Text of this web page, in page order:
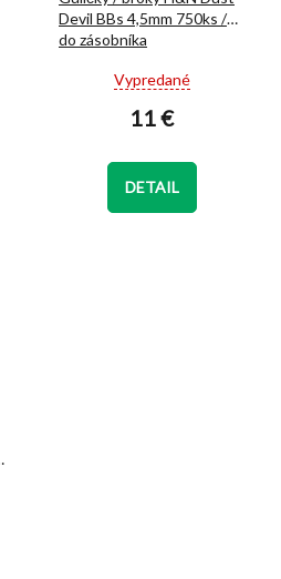
Devil BBs 4,5mm 750ks /
do zásobníka
Priemerné
hodnotenie
produktu
5,0
z
Vypredané
11 €
DETAIL